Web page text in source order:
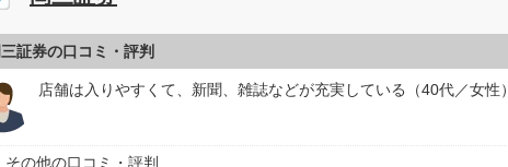
三証券の口コミ・評判
店舗は入りやすくて、新聞、雑誌などが充実している（40代／女性）
その他の口コミ・評判